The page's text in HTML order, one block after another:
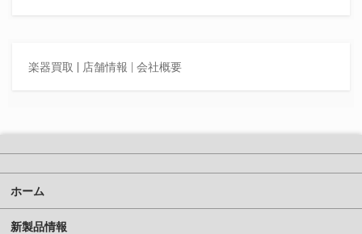
楽器買取 | 店舗情報 | 会社概要
ホーム
新製品情報